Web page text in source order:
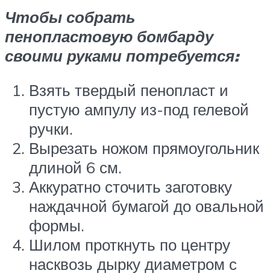
Чтобы собрать
пенопластовую бомбарду
своими руками потребуется:
Взять твердый пенопласт и
пустую ампулу из-под гелевой
ручки.
Вырезать ножом прямоугольник
длиной 6 см.
Аккуратно сточить заготовку
наждачной бумагой до овальной
формы.
Шилом проткнуть по центру
насквозь дырку диаметром с